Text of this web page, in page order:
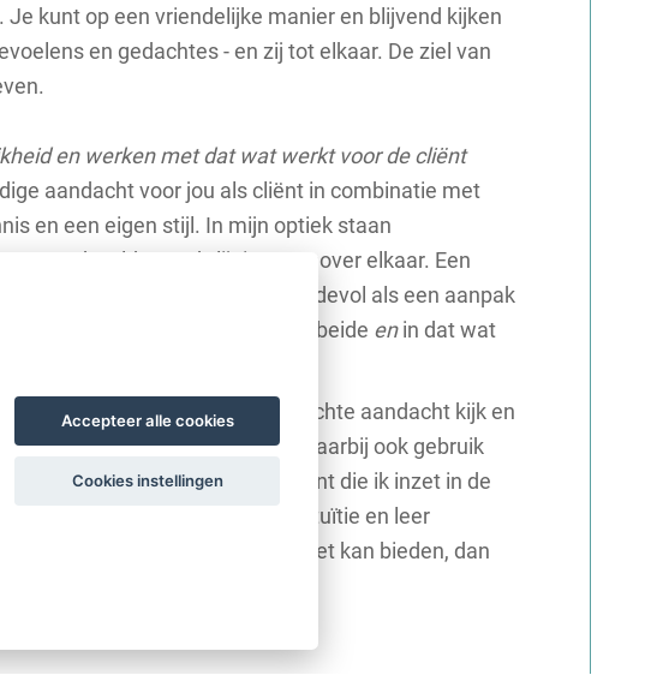
kunt op een vriendelijke manier en blijvend kijken
en gedachtes - en zij tot elkaar. De ziel van
en werken met dat wat werkt voor de cliënt
aandacht voor jou als cliënt in combinatie met
en een eigen stijl. In mijn optiek staan
aanpak zelden rechtlijnig tegenover elkaar. Een
onderzoek is voor mij even waardevol als een aanpak
beide, blijf me bekwamen in beide enin dat wat
uit het feit dat ik met oprechte aandacht kijk en
moment nodig is. Ik maak daarbij ook gebruik
mijn praktijkervaring als docent die ik inzet in de
mijn levenservaring en intuïtie en leer
iets nodig hebt wat ik je niet kan bieden, dan
huis heeft.
Accepteer alle cookies
Cookies instellingen